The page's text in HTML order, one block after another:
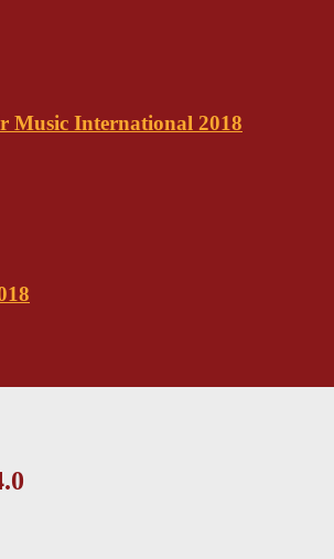
Music International 2018